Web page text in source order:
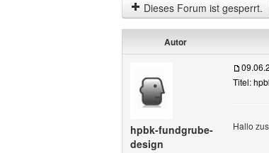
Dieses Forum ist gesperrt.
Autor
hpbk-fundgrube-
design
Titel:
Hallo